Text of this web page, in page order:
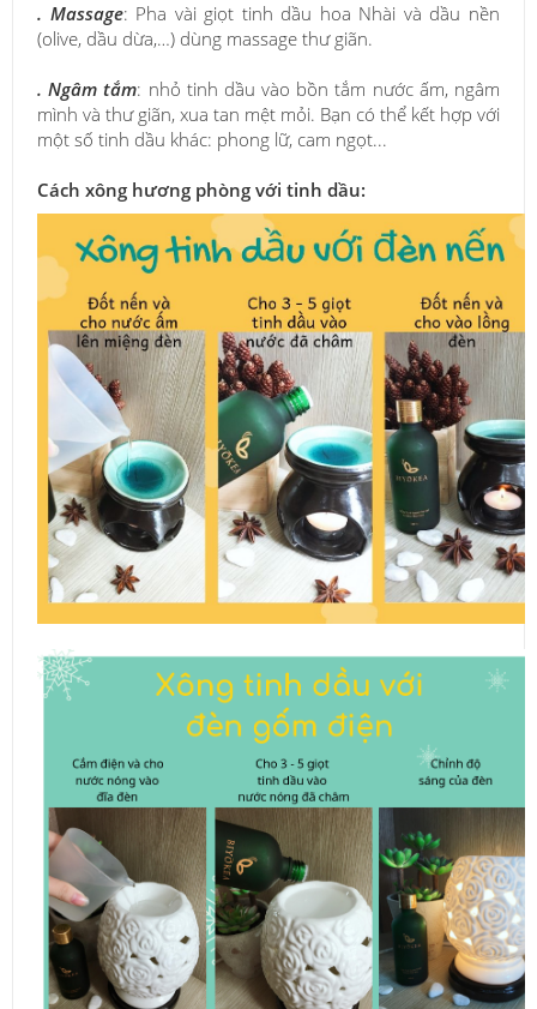
. Massage: Pha vài giọt tinh dầu hoa Nhài và dầu nền
(olive, dầu dừa,…) dùng massage thư giãn.
. Ngâm tắm: nhỏ tinh dầu vào bồn tắm nước ấm, ngâm
mình và thư giãn, xua tan mệt mỏi. Bạn có thể kết hợp với
một số tinh dầu khác: phong lữ, cam ngọt...
Cách xông hương phòng với tinh dầu: